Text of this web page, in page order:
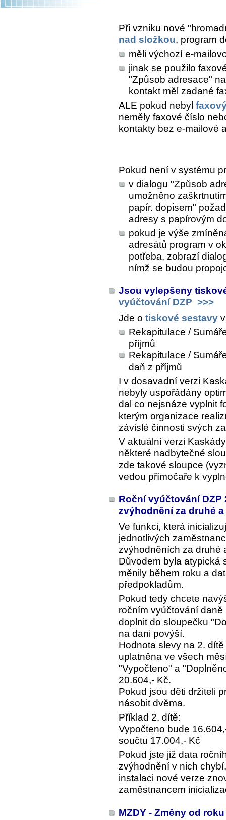
Při vzniku nové
nad složkou, program
měli výchozí e-
jinak se použilo
"Způsob adresace"
kontakt měl zadané
ALE pokud nebyl
neměly faxové číslo
kontakty bez e-mailové
Pokud není v systému
v dialogu "Způsob
umožněno
papír. dopisem"
adresy s papírovým
pokud je výše
adresátů program v
potřeba, zobrazí
nímž se budou
Jsou vylepšeny
vyúčtování DZP >>>
Jde o tiskové sestavy
Rekapitulace /
příjmů
Rekapitulace /
daň z příjmů
I v dosavadní verzi
nebyly uspořádány
dal co nejsnáze vyplnit
kterým organizace
závislé činnosti svých
V aktuální verzi
některé nadbytečné
zde takové sloupce
vedou přímočaře k
Roční vyúčtování DZP
zvýhodnění za druhé
Ve funkci, která
jednotlivých
zvýhodněních za druhé
Důvodem byla atypická
měnily během roku a
předpokladům.
Pokud tedy chcete
ročním vyúčtování
doplnit do sloupečku
na dani povýší.
Hodnota slevy na 2.
uplatněna ve všech
"Vypočteno" a
20.604,- Kč.
Pokud jsou děti držiteli
násobit dvěma.
Příklad 2. dítě:
Vypočteno bude
součtu 17.004,- Kč
Pokud jste již data
zvýhodnění v nich
instalaci nové verze
zaměstnancem
MZDY - Změny od